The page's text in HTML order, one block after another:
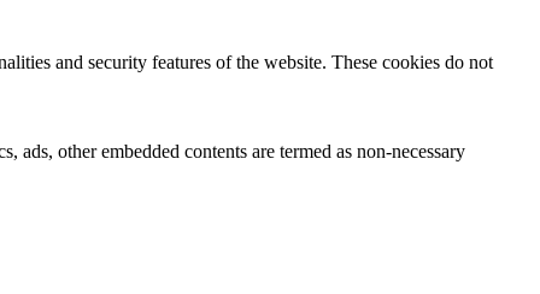
and security features of the website. These cookies do not
other embedded contents are termed as non-necessary